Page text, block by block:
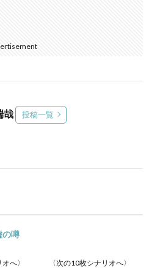
哉 投稿一覧
の噂
リオへ〉 〈次の10枚シナリオへ〉